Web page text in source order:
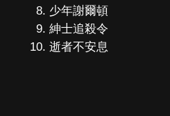
少年謝爾頓
紳士追殺令
逝者不安息